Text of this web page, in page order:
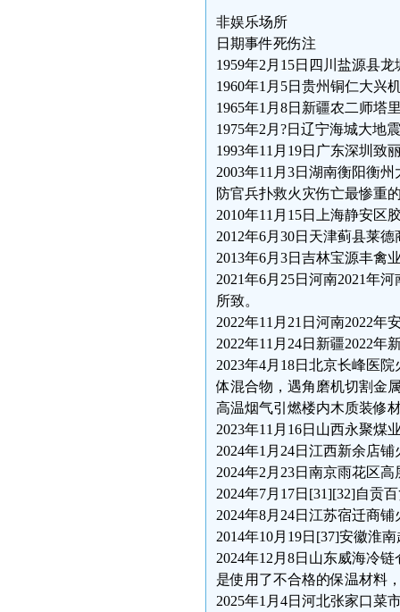
非娱乐场所
日期事件死伤注
1959年2月15日四川盐源县
1960年1月5日贵州铜仁大兴
1965年1月8日新疆农二师塔
1975年2月?日辽宁海城大地
1993年11月19日广东深圳致
2003年11月3日湖南衡阳衡
防官兵扑救火灾伤亡最惨重
2010年11月15日上海静安区
2012年6月30日天津蓟县莱
2013年6月3日吉林宝源丰禽
2021年6月25日河南2021年
所致。
2022年11月21日河南2022年
2022年11月24日新疆2022
2023年4月18日北京长峰医
体混合物，遇角磨机切割金
高温烟气引燃楼内木质装修
2023年11月16日山西永聚煤
2024年1月24日江西新余店
2024年2月23日南京雨花区
2024年7月17日[31][32]自贡
2024年8月24日江苏宿迁商铺
2014年10月19日[37]安徽淮
2024年12月8日山东威海冷
是使用了不合格的保温材料
2025年1月4日河北张家口菜